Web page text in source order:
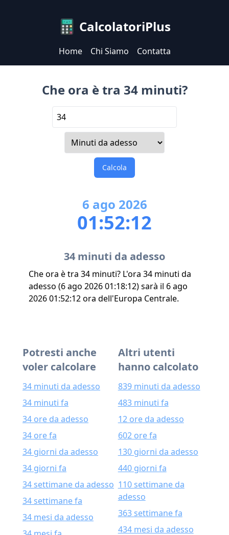
CalcolatoriPlus
Home Chi Siamo Contatta
Che ora è tra 34 minuti?
Calcola
6 ago 2026
01:52:12
34 minuti da adesso
Che ora è tra 34 minuti? L'ora 34 minuti da
adesso (6 ago 2026 01:18:12) sarà il 6 ago
2026 01:52:12 ora dell'Europa Centrale.
Potresti anche
voler calcolare
34 minuti da adesso
34 minuti fa
34 ore da adesso
34 ore fa
34 giorni da adesso
34 giorni fa
34 settimane da adesso
34 settimane fa
34 mesi da adesso
Altri utenti
hanno calcolato
839 minuti da adesso
483 minuti fa
12 ore da adesso
602 ore fa
130 giorni da adesso
440 giorni fa
110 settimane da
adesso
363 settimane fa
434 mesi da adesso